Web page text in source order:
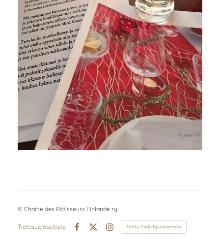
© Chaîne des Rôtisseurs Finlande ry
Tietosuojaseloste
Facebook
X Instagram
Tehty Yhdistysavaimella